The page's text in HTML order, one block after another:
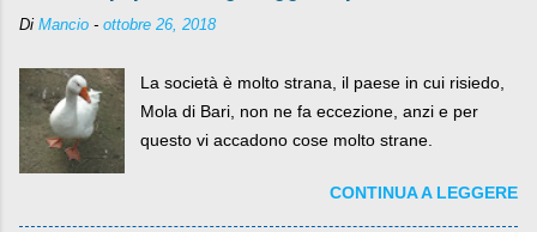
Di Mancio - ottobre 26, 2018
La società è molto strana, il paese in cui risiedo,
Mola di Bari, non ne fa eccezione, anzi e per
questo vi accadono cose molto strane.
CONTINUA A LEGGERE